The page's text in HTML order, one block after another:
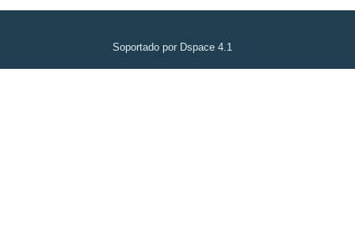
Soportado por Dspace 4.1